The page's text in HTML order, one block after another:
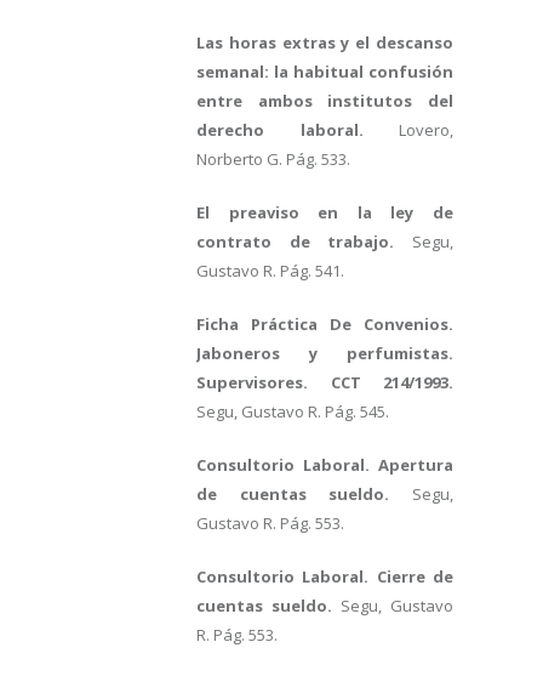
Las horas extras y el descanso
semanal: la habitual confusión
entre ambos institutos del
derecho laboral. Lovero,
Norberto G. Pág. 533.
El preaviso en la ley de
contrato de trabajo. Segu,
Gustavo R. Pág. 541.
Ficha Práctica De Convenios.
Jaboneros y perfumistas.
Supervisores. CCT 214/1993.
Segu, Gustavo R. Pág. 545.
Consultorio Laboral. Apertura
de cuentas sueldo. Segu,
Gustavo R. Pág. 553.
Consultorio Laboral. Cierre de
cuentas sueldo. Segu, Gustavo
R. Pág. 553.